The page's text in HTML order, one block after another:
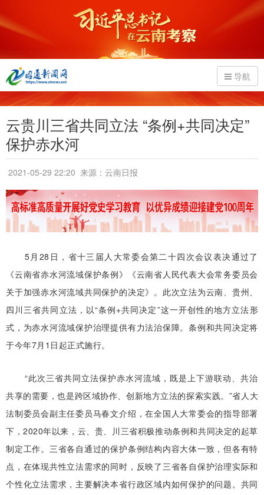
导航
云贵川三省共同立法 “条例+共同决定”
保护赤水河
2021-05-29 22:20 来源：云南日报
5月28日，省十三届人大常委会第二十四次会议表决通过了
《云南省赤水河流域保护条例》《云南省人民代表大会常务委员会
关于加强赤水河流域共同保护的决定》。此次立法为云南、贵州、
四川三省共同立法，以“条例+共同决定”这一开创性的地方立法形
式，为赤水河流域保护治理提供有力法治保障。条例和共同决定将
于今年7月1日起正式施行。
“此次三省共同立法保护赤水河流域，既是上下游联动、共治
共享的需要，也是跨区域协作、创新地方立法的探索实践。”省人大
法制委员会副主任委员马春文介绍，在全国人大常委会的指导部署
下，2020年以来，云、贵、川三省积极推动条例和共同决定的起草
制定工作。三省各自通过的保护条例结构内容大体一致，但各有特
点，在体现共性立法需求的同时，反映了三省各自保护治理实际和
个性化立法需求，主要解决本省行政区域内如何保护的问题。共同